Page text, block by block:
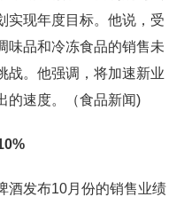
实现年度目标。他说，受
味品和冷冻食品的销售未
战。他强调，将加速新业
的速度。（食品新闻)
酒发布10月份的销售业绩